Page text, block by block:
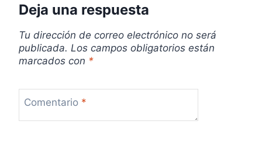
d
a
s
Deja una respuesta
Tu dirección de correo electrónico no será
publicada. Los campos obligatorios están
marcados con *
Comentario *